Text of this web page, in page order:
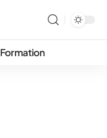
Formation